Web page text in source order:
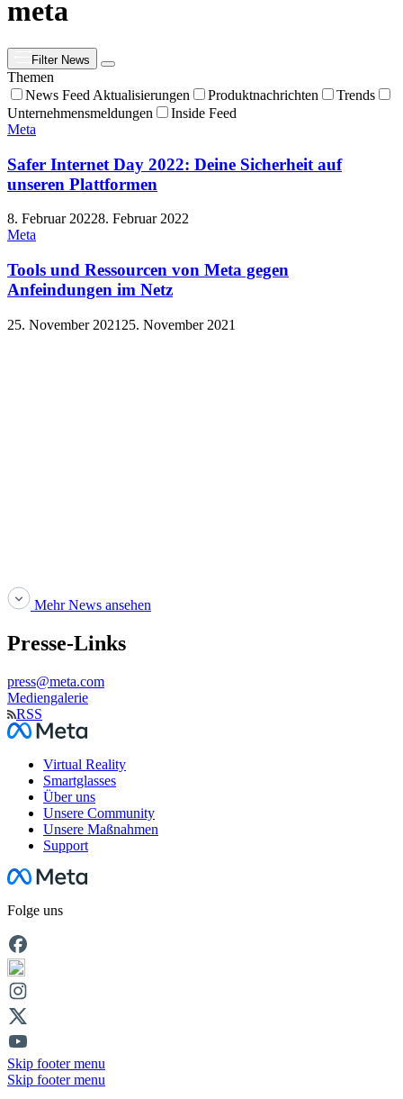
meta
Filter News
Themen
News Feed Aktualisierungen
Produktnachrichten
Trends
Unternehmensmeldungen
Inside Feed
Meta
Safer Internet Day 2022: Deine Sicherheit auf
unseren Plattformen
8. Februar 20228. Februar 2022
Meta
Tools und Ressourcen von Meta gegen
Anfeindungen im Netz
25. November 2021 25. November 2021
Mehr News ansehen
Presse-Links
press@meta.com
Mediengalerie
RSS
Facebook
Virtual Reality
Smartglasses
Über uns
Unsere Community
Unsere Maßnahmen
Support
Facebook
Folge uns
Skip footer menu
Skip footer menu